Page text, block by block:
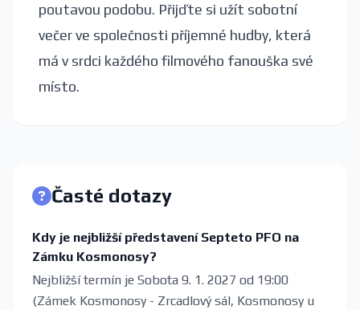
poutavou podobu. Přijďte si užít sobotní
večer ve společnosti příjemné hudby, která
má v srdci každého filmového fanouška své
místo.
Časté dotazy
Kdy je nejbližší představení Septeto PFO na
Zámku Kosmonosy?
Nejbližší termín je Sobota 9. 1. 2027 od 19:00
(Zámek Kosmonosy - Zrcadlový sál, Kosmonosy u